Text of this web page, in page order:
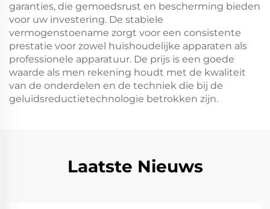
garanties, die gemoedsrust en bescherming bieden
voor uw investering. De stabiele
vermogenstoename zorgt voor een consistente
prestatie voor zowel huishoudelijke apparaten als
professionele apparatuur. De prijs is een goede
waarde als men rekening houdt met de kwaliteit
van de onderdelen en de techniek die bij de
geluidsreductietechnologie betrokken zijn.
Laatste Nieuws